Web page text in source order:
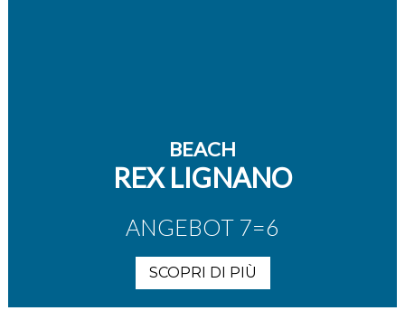
BEACH
REX LIGNANO
ANGEBOT 7=6
SCOPRI DI PIÙ